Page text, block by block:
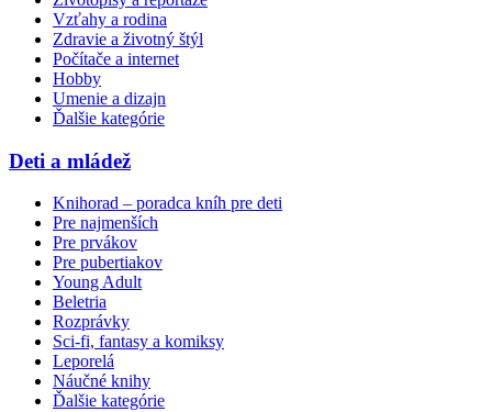
Vzťahy a rodina
Zdravie a životný štýl
Počítače a internet
Hobby
Umenie a dizajn
Ďalšie kategórie
Deti a mládež
Knihorad – poradca kníh pre deti
Pre najmenších
Pre prvákov
Pre pubertiakov
Young Adult
Beletria
Rozprávky
Sci-fi, fantasy a komiksy
Leporelá
Náučné knihy
Ďalšie kategórie